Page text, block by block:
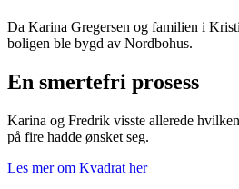
Da Karina Gregersen og familien i
boligen ble bygd av Nordbohus.
En smertefri prosess
Karina og Fredrik visste allerede
på fire hadde ønsket seg.
Les mer om Kvadrat her